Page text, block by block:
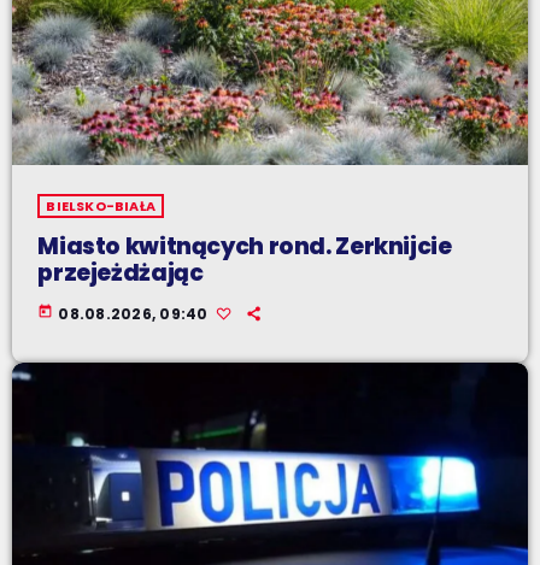
BIELSKO-BIAŁA
Miasto kwitnących rond. Zerknijcie
przejeżdżając
today 08.08.2026, 09:40